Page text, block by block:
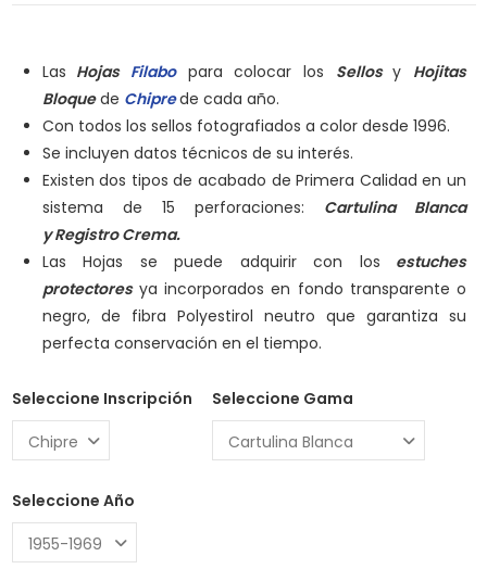
Las Hojas Filabo para colocar los Sellos y Hojitas
Bloquede Chiprede cada año.
Con todos los sellos fotografiados a color desde 1996.
Se incluyen datos técnicos de su interés.
Existen dos tipos de acabado de Primera Calidad en un
sistema de 15 perforaciones: Cartulina Blanca
yRegistro Crema.
Las Hojas se puede adquirir con los estuches
protectoresya incorporados en fondo transparente o
negro, de fibra Polyestirol neutro que garantiza su
perfecta conservación en el tiempo.
Seleccione Inscripción Seleccione Gama
Seleccione Año